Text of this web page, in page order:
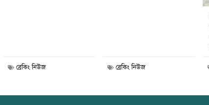
ব্রেকিং নিউজ ব্রেকিং নিউজ